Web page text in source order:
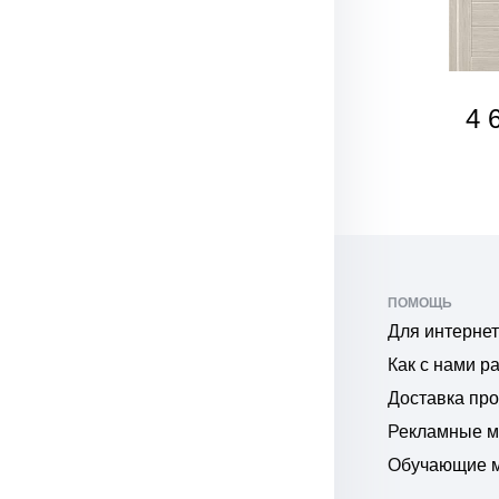
4
ПОМОЩЬ
Для
Как с нами
Доставка
Рекламные
Обучающие